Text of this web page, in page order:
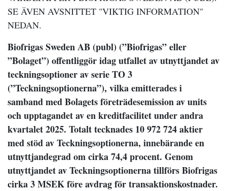
SE ÄVEN AVSNITTET "VIKTIG INFORMATION"
NEDAN.
Biofrigas Sweden AB (publ) (”Biofrigas” eller
”Bolaget”) offentliggör idag utfallet av utnyttjandet av
teckningsoptioner av serie TO 3
(”Teckningsoptionerna”), vilka emitterades i
samband med Bolagets företrädesemission av units
och upptagandet av en kreditfacilitet under andra
kvartalet 2025. Totalt tecknades 10 972 724 aktier
med stöd av Teckningsoptionerna, innebärande en
utnyttjandegrad om cirka 74,4 procent. Genom
utnyttjandet av Teckningsoptionerna tillförs Biofrigas
cirka 3 MSEK före avdrag för transaktionskostnader.